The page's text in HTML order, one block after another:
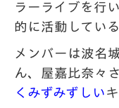
ラーライブを行い
的に活動している
メンバーは波名
ん、屋嘉比奈々さ
くみずみずしい